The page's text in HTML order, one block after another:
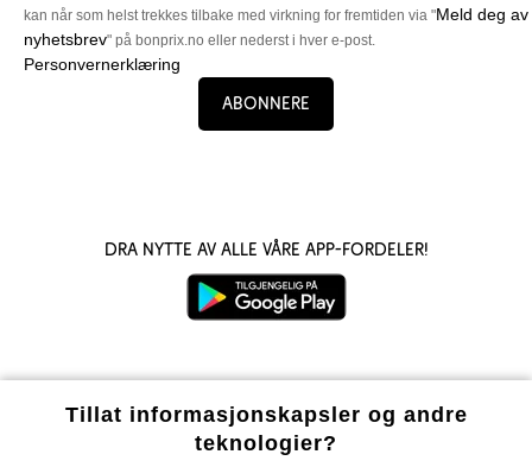
kan når som helst trekkes tilbake med virkning for fremtiden via "Meld deg av
nyhetsbrev" på bonprix.no eller nederst i hver e-post.
Personvernerklæring
Abonnere
Dra nytte av alle våre app-fordeler!
Våre betalingsalternativer
Tillat informasjonskapsler og andre
teknologier?